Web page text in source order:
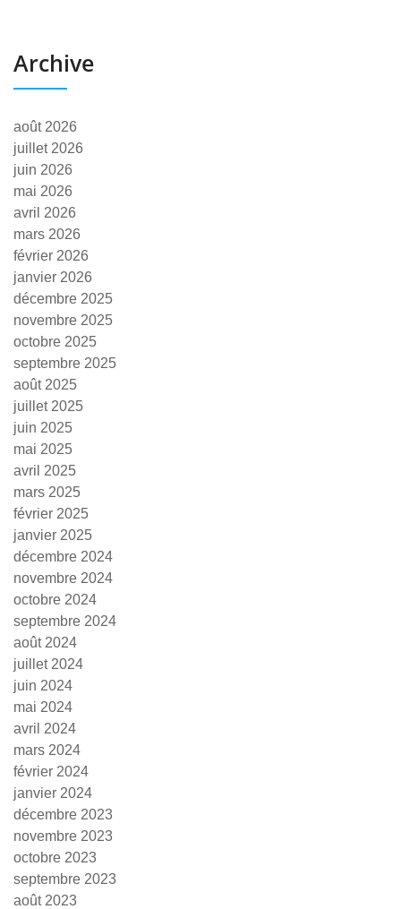
Archive
août 2026
juillet 2026
juin 2026
mai 2026
avril 2026
mars 2026
février 2026
janvier 2026
décembre 2025
novembre 2025
octobre 2025
septembre 2025
août 2025
juillet 2025
juin 2025
mai 2025
avril 2025
mars 2025
février 2025
janvier 2025
décembre 2024
novembre 2024
octobre 2024
septembre 2024
août 2024
juillet 2024
juin 2024
mai 2024
avril 2024
mars 2024
février 2024
janvier 2024
décembre 2023
novembre 2023
octobre 2023
septembre 2023
août 2023